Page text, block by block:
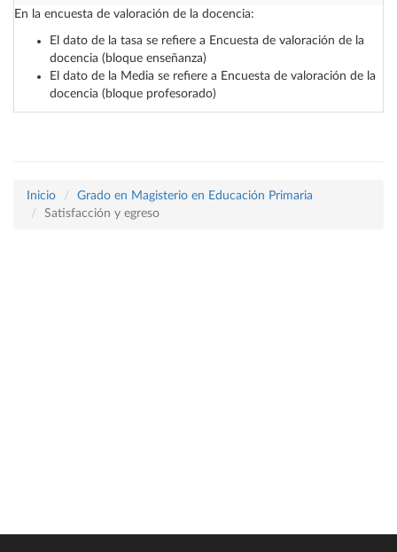
En la encuesta de valoración de la docencia:
El dato de la tasa se refiere a Encuesta de valoración de la
docencia (bloque enseñanza)
El dato de la Media se refiere a Encuesta de valoración de la
docencia (bloque profesorado)
Inicio
Grado en Magisterio en Educación Primaria
Satisfacción y egreso